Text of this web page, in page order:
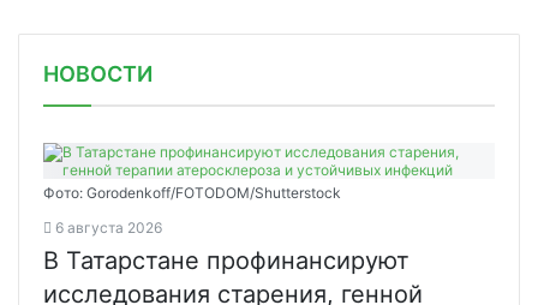
НОВОСТИ
Фото: Gorodenkoff/FOTODOM/Shutterstock
6 августа 2026
В Татарстане профинансируют
исследования старения, генной